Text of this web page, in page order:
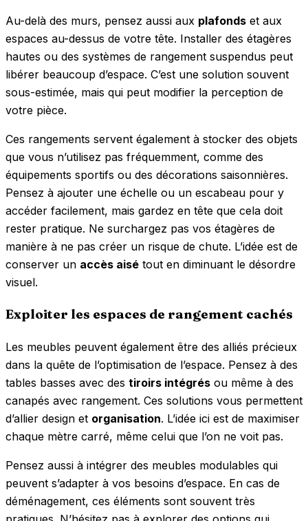
Au-delà des murs, pensez aussi aux plafonds et aux
espaces au-dessus de votre tête. Installer des étagères
hautes ou des systèmes de rangement suspendus peut
libérer beaucoup d’espace. C’est une solution souvent
sous-estimée, mais qui peut modifier la perception de
votre pièce.
Ces rangements servent également à stocker des objets
que vous n’utilisez pas fréquemment, comme des
équipements sportifs ou des décorations saisonnières.
Pensez à ajouter une échelle ou un escabeau pour y
accéder facilement, mais gardez en tête que cela doit
rester pratique. Ne surchargez pas vos étagères de
manière à ne pas créer un risque de chute. L’idée est de
conserver un accès aisé tout en diminuant le désordre
visuel.
Exploiter les espaces de rangement cachés
Les meubles peuvent également être des alliés précieux
dans la quête de l’optimisation de l’espace. Pensez à des
tables basses avec des tiroirs intégrés ou même à des
canapés avec rangement. Ces solutions vous permettent
d’allier design et organisation. L’idée ici est de maximiser
chaque mètre carré, même celui que l’on ne voit pas.
Pensez aussi à intégrer des meubles modulables qui
peuvent s’adapter à vos besoins d’espace. En cas de
déménagement, ces éléments sont souvent très